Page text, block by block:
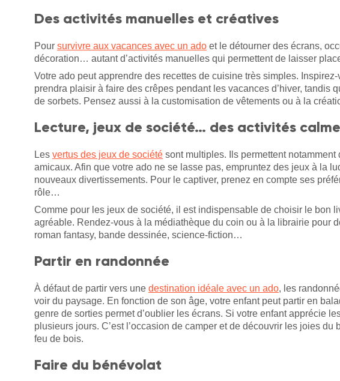
Des activités manuelles et créatives
Pour survivre aux vacances avec un ado et le détourner des écrans,
décoration… autant d’activités manuelles qui permettent de laisser
Votre ado peut apprendre des recettes de cuisine très simples.
prendra plaisir à faire des crêpes pendant les vacances d’hiver, tandis
de sorbets. Pensez aussi à la customisation de vêtements ou à la
Lecture, jeux de société… des activités
Les vertus des jeux de société sont multiples. Ils permettent
amicaux. Afin que votre ado ne se lasse pas, empruntez des jeux à la
nouveaux divertissements. Pour le captiver, prenez en compte ses
rôle…
Comme pour les jeux de société, il est indispensable de choisir le bon
agréable. Rendez-vous à la médiathèque du coin ou à la librairie pour
roman fantasy, bande dessinée, science-fiction…
Partir en randonnée
À défaut de partir vers une destination idéale avec un ado, les
voir du paysage. En fonction de son âge, votre enfant peut partir en
genre de sorties permet d’oublier les écrans. Si votre enfant apprécie
plusieurs jours. C’est l’occasion de camper et de découvrir les joies
feu de bois.
Faire du bénévolat